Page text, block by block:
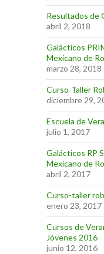
Resultados de
abril 2, 2018
Galácticos
Mexicano de
marzo 28, 2018
Curso-Taller
diciembre 29,
Escuela de
julio 1, 2017
Galácticos RP
Mexicano de
abril 2, 2017
Curso-taller
enero 23, 2017
Cursos de
Jóvenes 2016
junio 12, 2016